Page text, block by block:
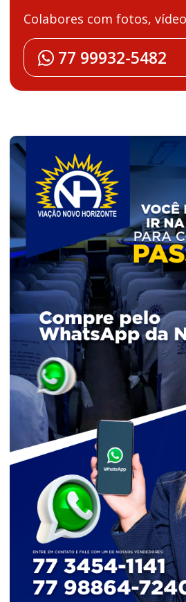
Colabores com fotos,
77 99932-5482